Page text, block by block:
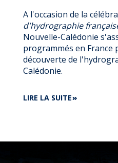
A l'occasion de la
d'hydrographie
Nouvelle-Calédonie
programmés en
découverte de
Calédonie.
LIRE LA SUITEDE